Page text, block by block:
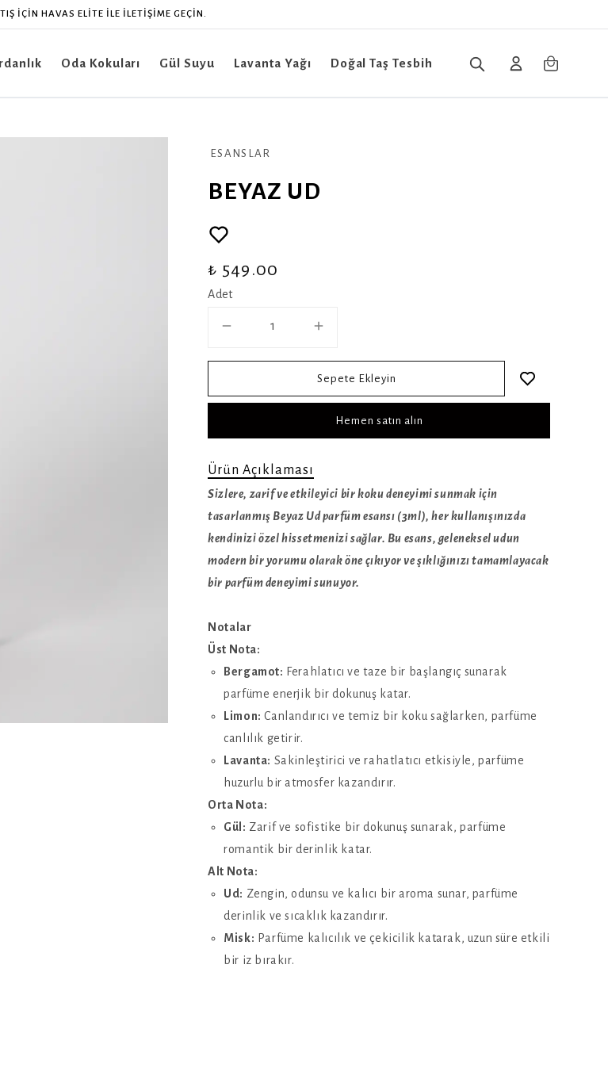
CONTACT HAVAS ELITE FOR WHOLESALE.
Oda Kokuları Gül Suyu Lavanta Yağı Doğal Taş Tesbih
ESANSLAR
BEYAZ UD
₺ 549.00
Adet
Sepete Ekleyin
Hemen satın alın
Ürün Açıklaması
Sizlere, zarif ve etkileyici bir koku deneyimi sunmak için
tasarlanmış Beyaz Ud parfüm esansı (3ml), her kullanışınızda
kendinizi özel hissetmenizi sağlar. Bu esans, geleneksel udun
modern bir yorumu olarak öne çıkıyor ve şıklığınızı tamamlayacak
bir parfüm deneyimi sunuyor.
Notalar
Üst Nota:
Bergamot: Ferahlatıcı ve taze bir başlangıç sunarak
parfüme enerjik bir dokunuş katar.
Limon: Canlandırıcı ve temiz bir koku sağlarken, parfüme
canlılık getirir.
Lavanta: Sakinleştirici ve rahatlatıcı etkisiyle, parfüme
huzurlu bir atmosfer kazandırır.
Orta Nota:
Gül: Zarif ve sofistike bir dokunuş sunarak, parfüme
romantik bir derinlik katar.
Alt Nota:
Ud: Zengin, odunsu ve kalıcı bir aroma sunar, parfüme
derinlik ve sıcaklık kazandırır.
Misk: Parfüme kalıcılık ve çekicilik katarak, uzun süre etkili
bir iz bırakır.